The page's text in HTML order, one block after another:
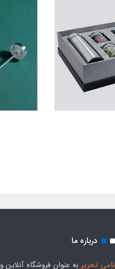
درباره ما
نامی تحریربه عنوان فروشگاه آنلاین و